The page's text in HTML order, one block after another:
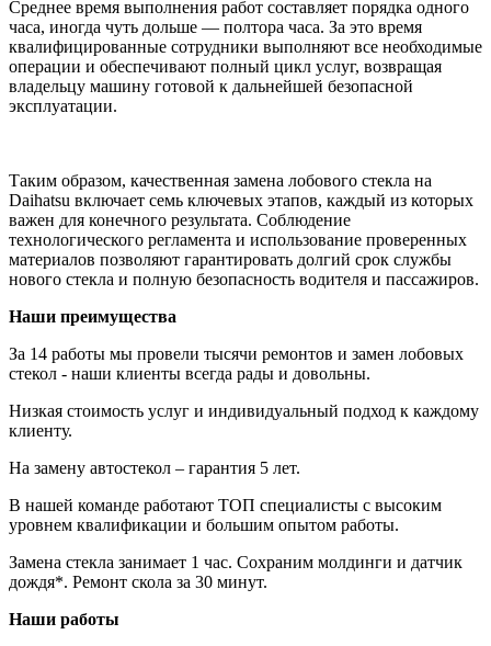
Среднее время выполнения работ составляет порядка одного
часа, иногда чуть дольше — полтора часа. За это время
квалифицированные сотрудники выполняют все необходимые
операции и обеспечивают полный цикл услуг, возвращая
владельцу машину готовой к дальнейшей безопасной
эксплуатации.
Таким образом, качественная замена лобового стекла на
Daihatsu включает семь ключевых этапов, каждый из которых
важен для конечного результата. Соблюдение
технологического регламента и использование проверенных
материалов позволяют гарантировать долгий срок службы
нового стекла и полную безопасность водителя и пассажиров.
Наши преимущества
За 14 работы мы провели тысячи ремонтов и замен лобовых
стекол - наши клиенты всегда рады и довольны.
Низкая стоимость услуг и индивидуальный подход к каждому
клиенту.
На замену автостекол – гарантия 5 лет.
В нашей команде работают ТОП специалисты с высоким
уровнем квалификации и большим опытом работы.
Замена стекла занимает 1 час. Сохраним молдинги и датчик
дождя*. Ремонт скола за 30 минут.
Наши работы